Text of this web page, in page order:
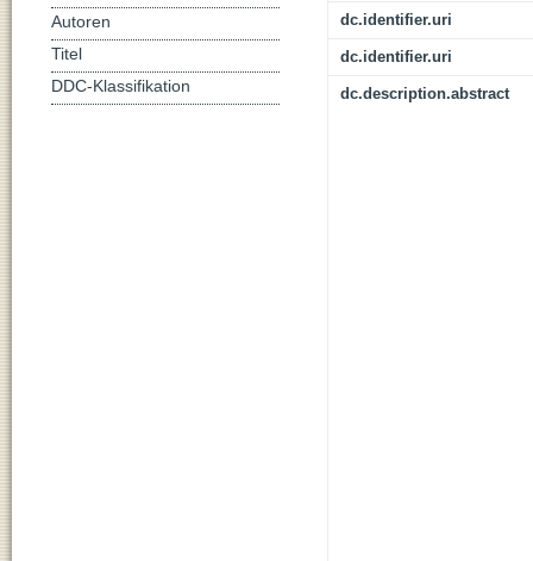
dc.identifier.uri
dc.identifier.uri
dc.description.abstract
Autoren
Titel
DDC-Klassifikation